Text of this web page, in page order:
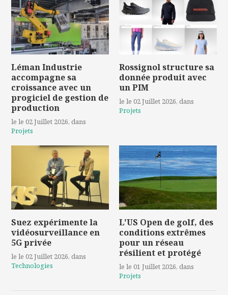
Léman Industrie
accompagne sa
croissance avec un
progiciel de gestion de
production
le le 02 Juillet 2026, dans
Projets
Rossignol structure sa
donnée produit avec
un PIM
le le 02 Juillet 2026, dans
Projets
Suez expérimente la
vidéosurveillance en
5G privée
le le 02 Juillet 2026, dans
Technologies
L'US Open de golf, des
conditions extrêmes
pour un réseau
résilient et protégé
le le 01 Juillet 2026, dans
Projets